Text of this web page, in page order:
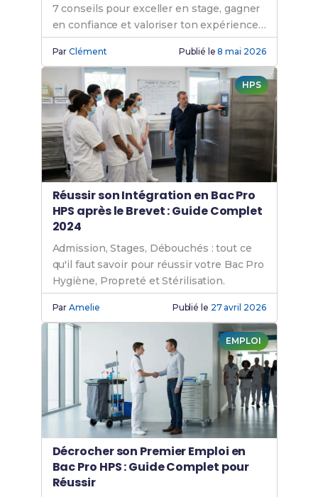
7 conseils pour exceller en stage, gagner
en confiance et valoriser ton expérience
professionnelle.
ParClément Publié le8 mai 2026
HPS
Réussir son Intégration en Bac Pro
HPS après le Brevet : Guide Complet
2024
Admission, Stages, Débouchés : tout ce
qu'il faut savoir pour réussir votre Bac Pro
Hygiène, Propreté et Stérilisation.
ParAmelie Publié le 27 avril 2026
EMPLOI
Décrocher son Premier Emploi en
Bac Pro HPS : Guide Complet pour
Réussir